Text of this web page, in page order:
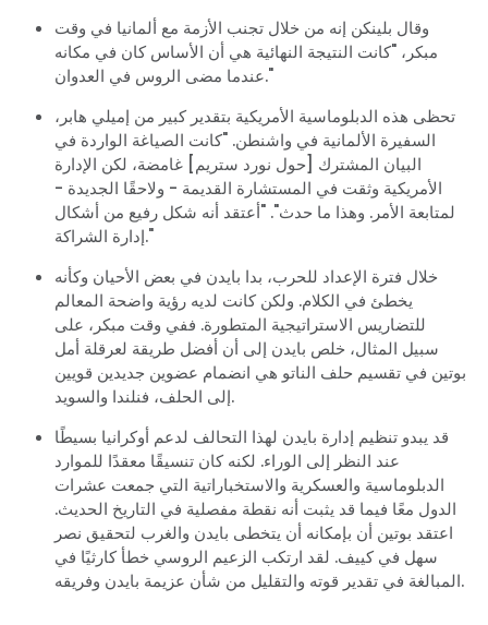
وقال بلينكن إنه من خلال تجنب الأزمة مع ألمانيا في وقت
مبكر، "كانت النتيجة النهائية هي أن الأساس كان في مكانه
عندما مضى الروس في العدوان."
تحظى هذه الدبلوماسية الأمريكية بتقدير كبير من إميلي هابر،
السفيرة الألمانية في واشنطن. "كانت الصياغة الواردة في
البيان المشترك [حول نورد ستريم] غامضة، لكن الإدارة
الأمريكية وثقت في المستشارة القديمة - ولاحقًا الجديدة -
لمتابعة الأمر. وهذا ما حدث". "أعتقد أنه شكل رفيع من أشكال
إدارة الشراكة."
خلال فترة الإعداد للحرب، بدا بايدن في بعض الأحيان وكأنه
يخطئ في الكلام. ولكن كانت لديه رؤية واضحة المعالم
للتضاريس الاستراتيجية المتطورة. ففي وقت مبكر، على
سبيل المثال، خلص بايدن إلى أن أفضل طريقة لعرقلة أمل
بوتين في تقسيم حلف الناتو هي انضمام عضوين جديدين قويين
إلى الحلف، فنلندا والسويد.
قد يبدو تنظيم إدارة بايدن لهذا التحالف لدعم أوكرانيا بسيطًا
عند النظر إلى الوراء. لكنه كان تنسيقًا معقدًا للموارد
الدبلوماسية والعسكرية والاستخباراتية التي جمعت عشرات
الدول معًا فيما قد يثبت أنه نقطة مفصلية في التاريخ الحديث.
اعتقد بوتين أن بإمكانه أن يتخطى بايدن والغرب لتحقيق نصر
سهل في كييف. لقد ارتكب الزعيم الروسي خطأ كارثيًا في
المبالغة في تقدير قوته والتقليل من شأن عزيمة بايدن وفريقه.